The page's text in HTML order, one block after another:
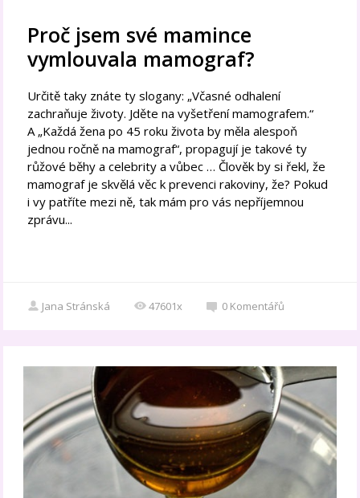
Proč jsem své mamince
vymlouvala mamograf?
Určitě taky znáte ty slogany: „Včasné odhalení
zachraňuje životy. Jděte na vyšetření mamografem.“
A „Každá žena po 45 roku života by měla alespoň
jednou ročně na mamograf“, propagují je takové ty
růžové běhy a celebrity a vůbec … Člověk by si řekl, že
mamograf je skvělá věc k prevenci rakoviny, že? Pokud
i vy patříte mezi ně, tak mám pro vás nepříjemnou
zprávu...
Jana Stránská 47601x 0 Komentářů